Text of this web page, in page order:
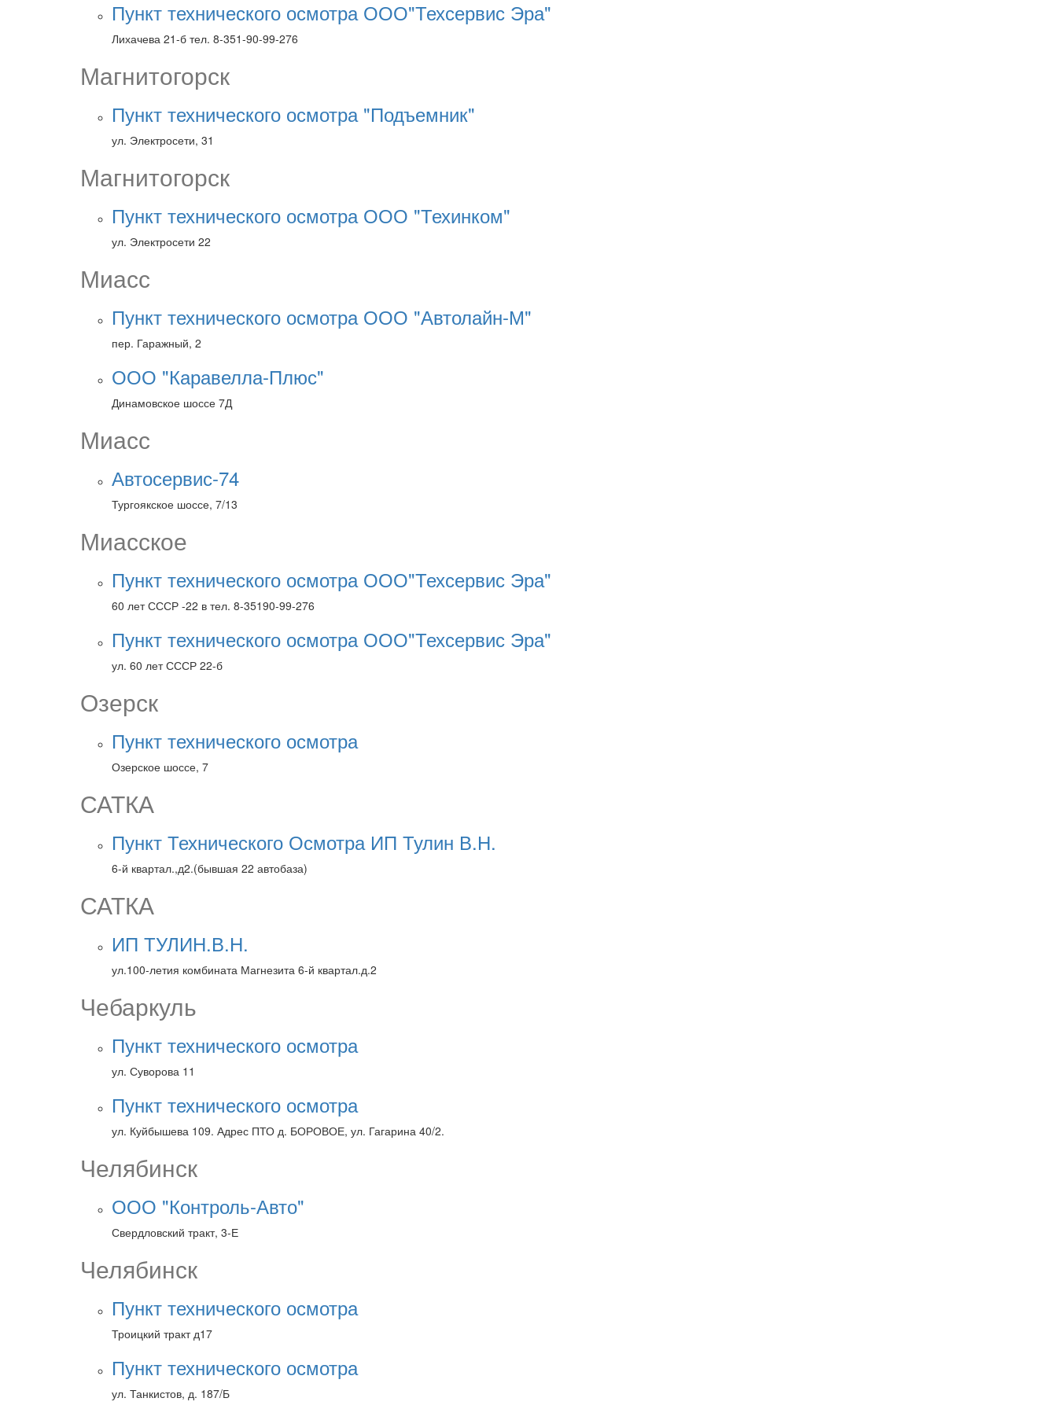
Пункт технического осмотра ООО"Техсервис Эра"
Лихачева 21-б тел. 8-351-90-99-276
Магнитогорск
Пункт технического осмотра "Подъемник"
ул. Электросети, 31
Магнитогорск
Пункт технического осмотра ООО "Техинком"
ул. Электросети 22
Миасс
Пункт технического осмотра ООО "Автолайн-М"
пер. Гаражный, 2
ООО "Каравелла-Плюс"
Динамовское шоссе 7Д
Миасс
Автосервис-74
Тургоякское шоссе, 7/13
Миасское
Пункт технического осмотра ООО"Техсервис Эра"
60 лет СССР -22 в тел. 8-35190-99-276
Пункт технического осмотра ООО"Техсервис Эра"
ул. 60 лет СССР 22-б
Озерск
Пункт технического осмотра
Озерское шоссе, 7
САТКА
Пункт Технического Осмотра ИП Тулин В.Н.
6-й квартал.,д2.(бывшая 22 автобаза)
САТКА
ИП ТУЛИН.В.Н.
ул.100-летия комбината Магнезита 6-й квартал.д.2
Чебаркуль
Пункт технического осмотра
ул. Суворова 11
Пункт технического осмотра
ул. Куйбышева 109. Адрес ПТО д. БОРОВОЕ, ул. Гагарина 40/2.
Челябинск
ООО "Контроль-Авто"
Свердловский тракт, 3-Е
Челябинск
Пункт технического осмотра
Троицкий тракт д17
Пункт технического осмотра
ул. Танкистов, д. 187/Б